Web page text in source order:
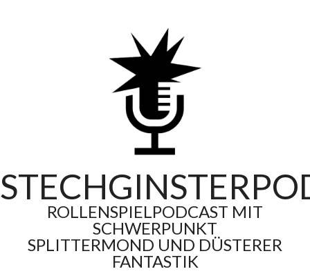
ROLLENSPIELPODCAST MIT
SCHWERPUNKT
SPLITTERMOND UND DÜSTERER
FANTASTIK